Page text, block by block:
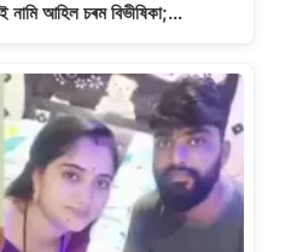
আহিল চৰম বিভীষিকা;…